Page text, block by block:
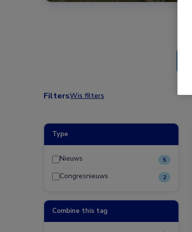
FiltersWis filters
Type
Nieuws 5
Congresnieuws 2
Combine this tag